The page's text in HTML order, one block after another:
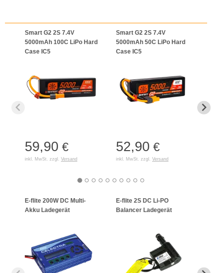
Smart G2 2S 7.4V
5000mAh 100C LiPo Hard
Case IC5
59,90 €
inkl. MwSt. zzgl. Versand
Smart G2 2S 7.4V
5000mAh 50C LiPo Hard
Case IC5
52,90 €
inkl. MwSt. zzgl. Versand
E-flite 200W DC Multi-
Akku Ladegerät
E-flite 2S DC Li-PO
Balancer Ladegerät